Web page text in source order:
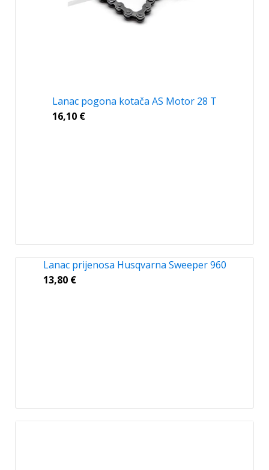
Lanac pogona kotača AS Motor 28 T
16,10 €
Lanac prijenosa Husqvarna Sweeper 960
13,80 €